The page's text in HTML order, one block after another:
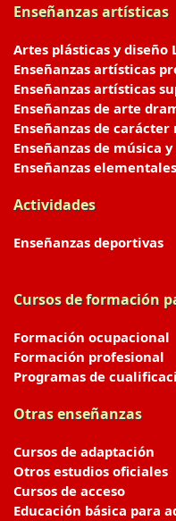
Enseñanzas artísticas
Artes plásticas y diseño
Enseñanzas artísticas
Enseñanzas artísticas
Enseñanzas de arte
Enseñanzas de
Enseñanzas de música y
Enseñanzas
Actividades
Enseñanzas deportivas
Cursos de formación
Formación ocupacional
Formación profesional
Programas de
Otras enseñanzas
Cursos de adaptación
Otros estudios oficiales
Cursos de acceso
Educación básica para